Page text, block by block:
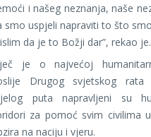
i našeg neznanja, naše
smo uspjeli napraviti to što
da je to Božji dar”, rekao je.
je o najvećoj
Drugog svjetskog rata
puta napravljeni su
za pomoć svim civilima
na naciju i vjeru.